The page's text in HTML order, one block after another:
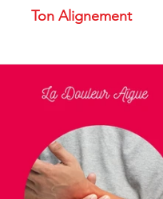
Ton Alignement